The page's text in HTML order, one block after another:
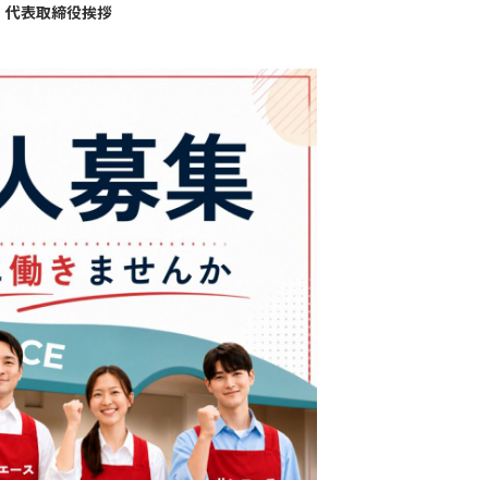
代表取締役挨拶